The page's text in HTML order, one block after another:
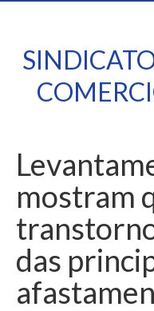
mostram
das